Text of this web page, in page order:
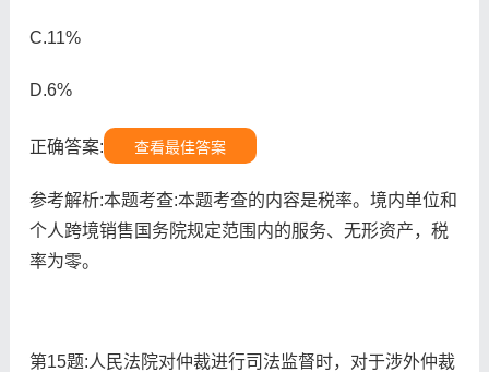
C.11%
D.6%
正确答案: 查看最佳答案
参考解析:本题考查:本题考查的内容是税率。境内单位和
个人跨境销售国务院规定范围内的服务、无形资产，税
率为零。
第15题:人民法院对仲裁进行司法监督时，对于涉外仲裁